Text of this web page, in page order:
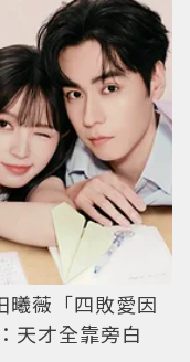
曦薇「四敗愛因
天才全靠旁白